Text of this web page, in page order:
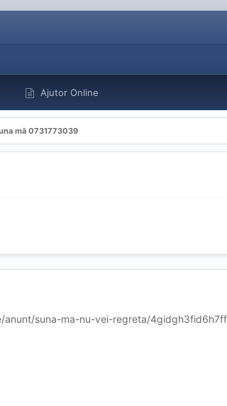
Ajutor Online
mă 0731773039
anunt/suna-ma-nu-vei-regreta/